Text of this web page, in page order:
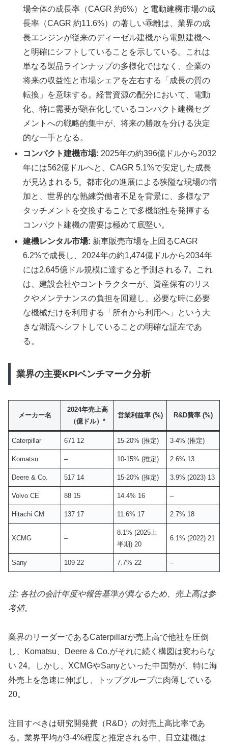
場全体の成長率（CAGR 約6%）と電動建機市場の成
長率（CAGR 約11.6%）の著しい乖離は、業界の成
長エンジンが従来のディーゼル建機から電動建機へ
と明確にシフトしていることを示している。これは
単なる製品ラインナップの多様化ではなく、企業の
将来の収益性と市場シェアを左右する「成長の質の
転換」を意味する。経営資源の配分において、電動
化、特に需要が顕在化しているコンパクト建機セグ
メントへの戦略的集中が、将来の勝敗を分ける決定
的な一手となる。
コンパクト建機市場: 2025年の約396億ドルから2032
年には562億ドルへと、CAGR 5.1%で安定した成長
が見込まれる 5。都市化の進展による狭隘な現場の増
加と、世界的な熟練労働者不足を背景に、多様なア
タッチメントを交換することで多機能性を発揮する
コンパクト建機の需要は極めて底堅い。
建機レンタル市場: 新車販売市場を上回るCAGR
6.2%で成長し、2024年の約1,474億ドルから2034年
には2,645億ドル規模に達すると予測される 7。これ
は、建設会社やコントラクターが、資産保有のリス
クやメンテナンスの負担を回避し、必要な時に必要
な機械だけを利用する「所有から利用へ」という大
きな潮流へシフトしていることの明確な証左であ
る。
業界の主要KPIベンチマーク分析
メーカー名
2024年売上高
（億ドル）*
営業利益率 (%) R&D費率 (%)
Caterpillar 671 12 15-20% (推定) 3-4% (推定)
Komatsu – 10-15% (推定) 2.6% 13
Deere & Co. 517 14 15-20% (推定) 3.9% (2023) 13
Volvo CE 88 15 14.4% 16 –
Hitachi CM 137 17 11.6% 17 2.7% 18
XCMG –
8.1% (2025上
半期) 20
6.1% (2022) 21
Sany 109 22 7.7% 22 –
注: 各社の会計年度や報告基準が異なるため、売上高は参
考値。
業界のリーダーであるCaterpillarが売上高で他社を圧倒
し、Komatsu、Deere & Co.がそれに続く構図は変わらな
い 24。しかし、XCMGやSanyといった中国勢が、特に海
外売上を急速に伸ばし、トップグループに肉薄している
20。
注目すべきは研究開発費（R&D）の対売上高比率であ
る。業界平均が3-4%程度と推定される中、日立建機は